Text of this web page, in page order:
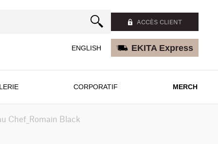
ENGLISH
ACCÈS CLIENT
EKITA Express
CORPORATIF MERCH
Chef_Romain Black